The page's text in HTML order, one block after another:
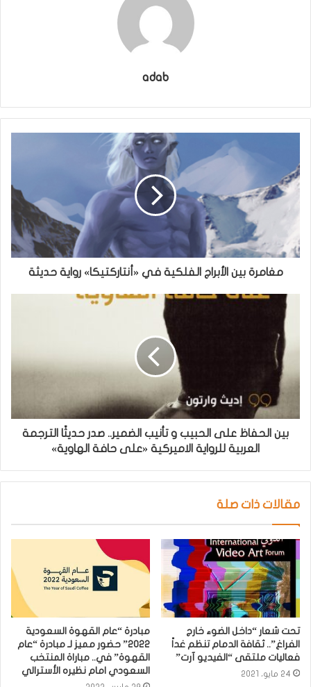
adab
مغامرة بين الأبراج الفلكية في «أنتاركتيكا» رواية حديثة
بين الحفاظ على الحبيب و تأنيب الضمير.. صدر حديثًا الترجمة
العربية للرواية الاميركية «على حافة الهاوية»
مقالات ذات صلة
تحت شعار “داخل الضوء خارج
الفراغ”.. ثقافة الدمام تنظم غداً
فعاليات ملتقى “الفيديو آرت”
24 مايو، 2021
مبادرة “عام القهوة السعودية
2022” حضور مميز لـ مبادرة “عام
القهوة” في.. مباراة المنتخب
السعودي امام نظيره الأسترالي